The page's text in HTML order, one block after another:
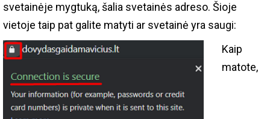
svetainėje mygtuką, šalia svetainės adreso. Šioje
vietoje taip pat galite matyti ar svetainė yra saugi:
Kaip
matote,